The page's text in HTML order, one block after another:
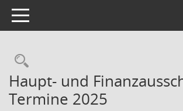
Toggle navigation
Rechercheauswahl
Haupt- und
Termine 2025